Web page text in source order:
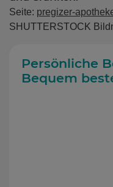
Seite: pregizer-
SHUTTERSTOCK
Persönliche
Bequem